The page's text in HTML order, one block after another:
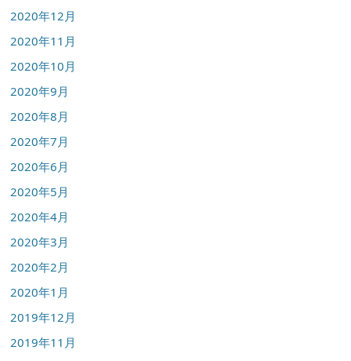
2020年12月
2020年11月
2020年10月
2020年9月
2020年8月
2020年7月
2020年6月
2020年5月
2020年4月
2020年3月
2020年2月
2020年1月
2019年12月
2019年11月